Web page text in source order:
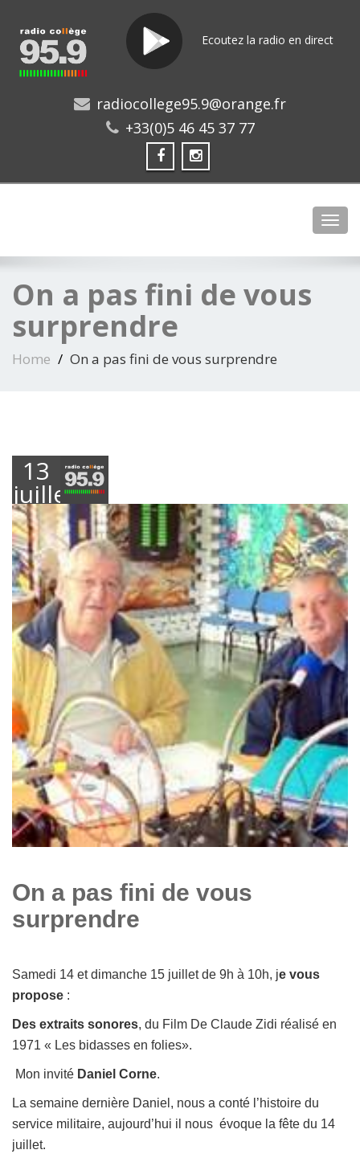
Ecoutez la radio en direct
radiocollege95.9@orange.fr
+33(0)5 46 45 37 77
On a pas fini de vous
surprendre
Home On a pas fini de vous surprendre
13
juillet
2018
On a pas fini de vous
surprendre
Samedi 14 et dimanche 15 juillet de 9h à 10h, je vous
propose :
Des extraits sonores, du Film De Claude Zidi réalisé en
1971 « Les bidasses en folies».
Mon invité Daniel Corne.
La semaine dernière Daniel, nous a conté l’histoire du
service militaire, aujourd’hui il nous évoque la fête du 14
juillet.